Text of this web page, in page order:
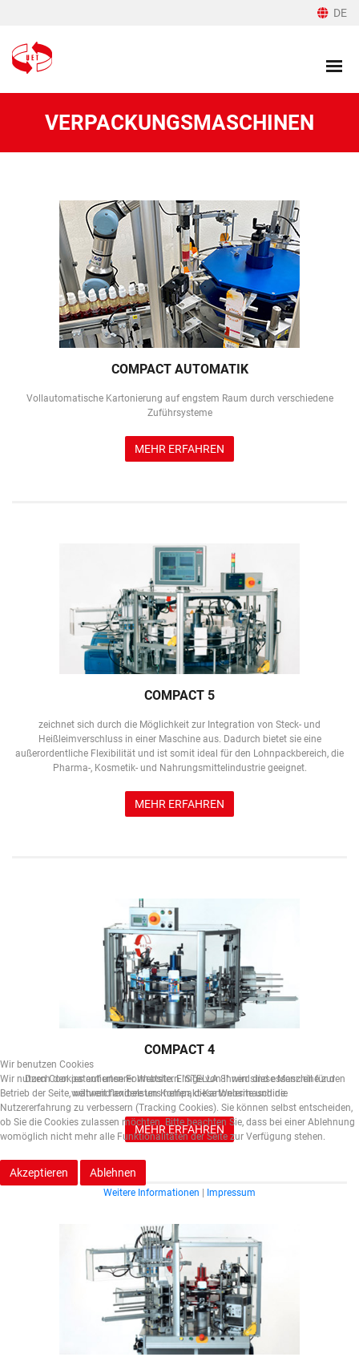
DE
VERPACKUNGSMASCHINEN
COMPACT AUTOMATIK
Vollautomatische Kartonierung auf engstem Raum durch verschiedene
Zuführsysteme
MEHR ERFAHREN
COMPACT 5
zeichnet sich durch die Möglichkeit zur Integration von Steck- und
Heißleimverschluss in einer Maschine aus. Dadurch bietet sie eine
außerordentliche Flexibilität und ist somit ideal für den Lohnpackbereich, die
Pharma-, Kosmetik- und Nahrungsmittelindustrie geeignet.
MEHR ERFAHREN
COMPACT 4
Durch den patentierten Formatstern "STELLA 8" wird diese Maschine zur
weltweit flexibelsten Kompakt-Kartoniermaschine.
MEHR ERFAHREN
Wir benutzen Cookies
Wir nutzen Cookies auf unserer Website. Einige von ihnen sind essenziell für den
Betrieb der Seite, während andere uns helfen, diese Website und die
Nutzererfahrung zu verbessern (Tracking Cookies). Sie können selbst entscheiden,
ob Sie die Cookies zulassen möchten. Bitte beachten Sie, dass bei einer Ablehnung
womöglich nicht mehr alle Funktionalitäten der Seite zur Verfügung stehen.
Akzeptieren Ablehnen
Weitere Informationen | Impressum